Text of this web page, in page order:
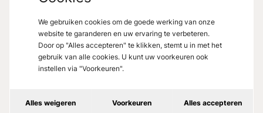
Grand Place 27, 7000 Mons
We gebruiken cookies om de goede werking van onze
website te garanderen en uw ervaring te verbeteren.
Door op "Alles accepteren" te klikken, stemt u in met het
gebruik van alle cookies. U kunt uw voorkeuren ook
instellen via "Voorkeuren".
Alles weigeren Voorkeuren Alles accepteren